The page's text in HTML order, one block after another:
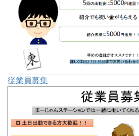
従業員募集